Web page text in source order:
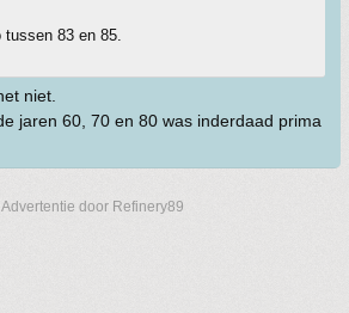
tussen 83 en 85.
niet.
jaren 60, 70 en 80 was inderdaad prima
door Refinery89